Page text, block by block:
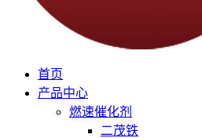
首页
产品中心
燃速催化剂
二茂铁